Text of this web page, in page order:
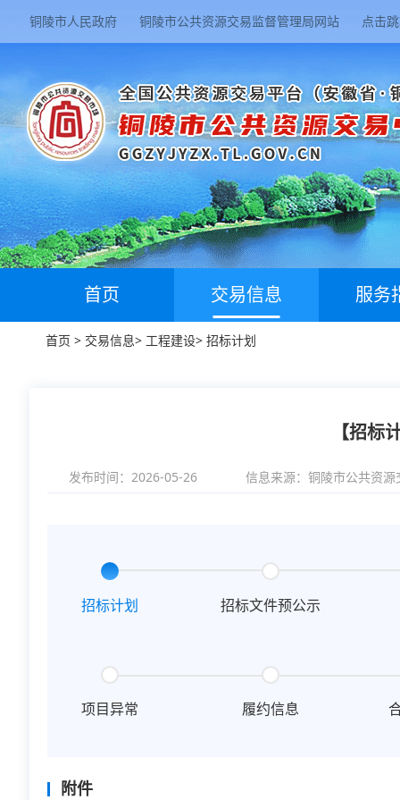
铜陵市人民政府 铜陵市公共资源交易监督管理局网站 点击
首页 交易信息 服务
首页 > 交易信息> 工程建设> 招标计划
【招
发布时间：2026-05-26 信息来源： 铜陵市公共资源
招标计划 招标文件预公示
履约信息
项目异常
附件